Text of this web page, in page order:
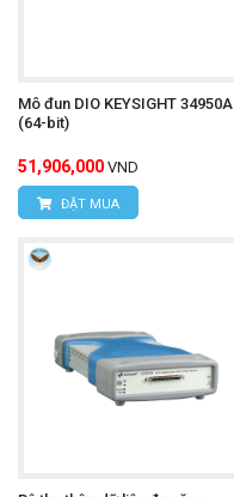
Mô đun DIO KEYSIGHT 34950A
(64-bit)
51,906,000 VND
ĐẶT MUA